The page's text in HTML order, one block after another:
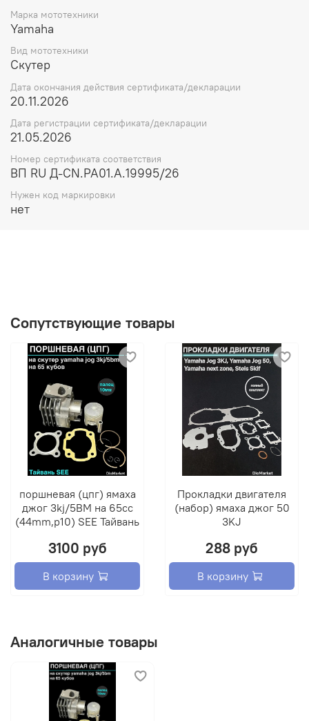
Марка мототехники
Yamaha
Вид мототехники
Скутер
Дата окончания действия сертификата/декларации
20.11.2026
Дата регистрации сертификата/декларации
21.05.2026
Номер сертификата соответствия
ВП RU Д-CN.РА01.А.19995/26
Нужен код маркировки
нет
Сопутствующие товары
поршневая (цпг) ямаха
джог 3kj/5BM на 65cc
(44mm,p10) SEE Тайвань
3100 руб
В корзину
Прокладки двигателя
(набор) ямаха джог 50
3KJ
288 руб
В корзину
Аналогичные товары